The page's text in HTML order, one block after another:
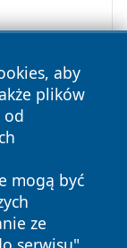
aby
plików
od
mogą być
ze
prawa
Polityka